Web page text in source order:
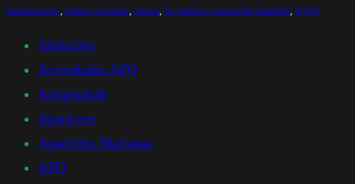
Extraterrestres Judeus Ascensão Lisboa Os Judeus e a ascenção planetária OVNI
Abduções
Actividades APO
Antiguidade
Apariçoes
Aparições Marianas
APO